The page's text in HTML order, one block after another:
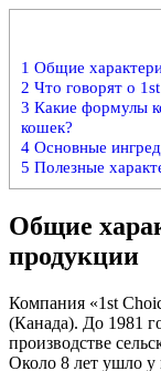
1 Общие
2 Что говорят о
3 Какие формулы
кошек?
4 Основные
5 Полезные
Общие
продукции
Компания «1st
(Канада). До 1981
производстве
Около 8 лет ушло у